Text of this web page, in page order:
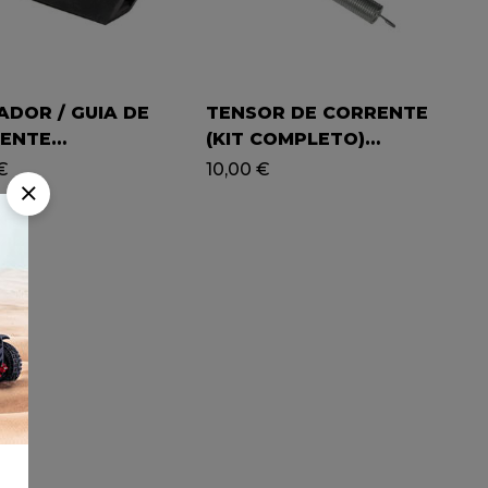
/ GUIA DE
– (YC110-
PITBIKE / YCF
2012-2016)
TENSOR DE CORRENTE
(KIT COMPLETO)
SUPERMOTARD 49
10,00€